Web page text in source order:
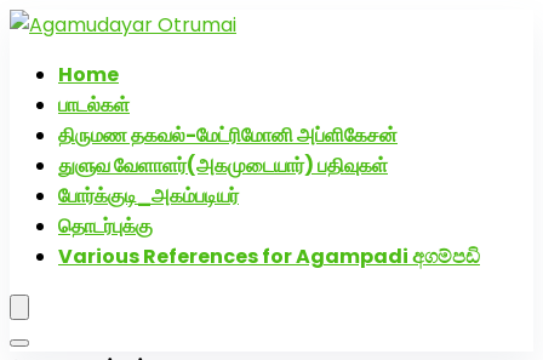
Home
பாடல்கள்
திருமண தகவல்-மேட்ரிமோனி அப்ளிகேசன்
துளுவ வேளாளர்(அகமுடையார்) பதிவுகள்
போர்க்குடி_அகம்படியர்
தொடர்புக்கு
Various References for Agampadi අගම්පඩි
அகமுடையார் திருமண வரன்களுக்கு அகமுடையார்மேட்ரி-